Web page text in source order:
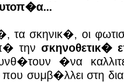
τα σκηνικ�, οι
την σκηνοθετικ�
�να
συμβ�λλει στη